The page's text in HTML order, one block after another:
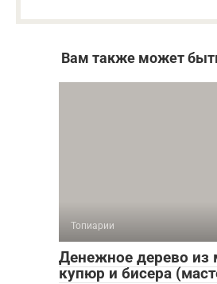
Вам также может
Топиарии
Денежное дерево из
купюр и бисера